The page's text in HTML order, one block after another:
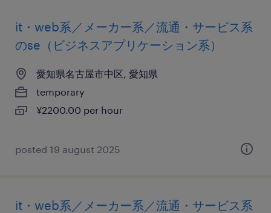
it・web系／メーカー系／流通・サービス系
のse（ビジネスアプリケーション系）
愛知県名古屋市中区, 愛知県
temporary
¥2200.00 per hour
posted 19 august 2025
it・web系／メーカー系／流通・サービス系